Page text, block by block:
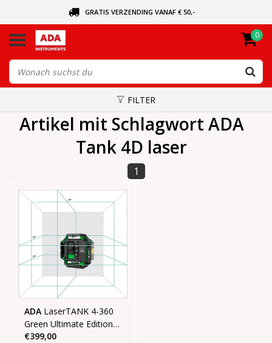
GRATIS VERZENDING VANAF € 50,-
VANDAAG BESTELD, VANDAAG VERZONDEN
0
FILTER
Artikel mit Schlagwort ADA
Tank 4D laser
1
ADA LaserTANK 4-360
Green Ultimate Edition
4D-Laser im Koffer mit
€399,00